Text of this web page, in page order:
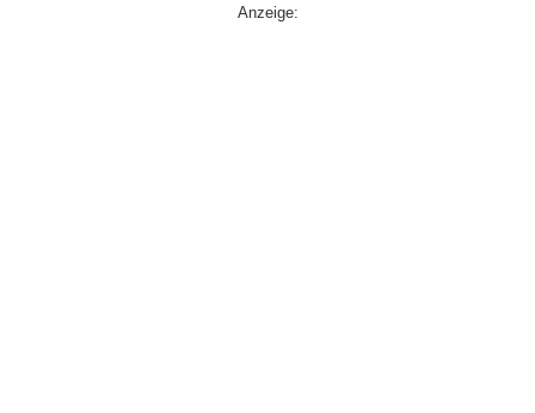
Anzeige: